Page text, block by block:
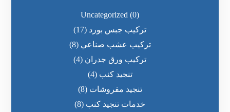
Uncategorized (0)
تركيب جبس بورد (17)
تركيب عشب صناعي (8)
تركيب ورق جدران (4)
تنجيد كنب (4)
تنجيد مفروشات (8)
خدمات تنجيد كنب (8)